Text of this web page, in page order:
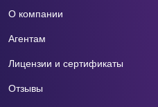
О компании
Агентам
Лицензии и сертификаты
Отзывы